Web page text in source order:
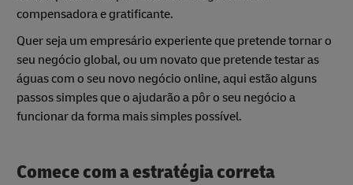
compensadora e gratificante.
Quer seja um empresário experiente que pretende tornar o
seu negócio global, ou um novato que pretende testar as
águas com o seu novo negócio online, aqui estão alguns
passos simples que o ajudarão a pôr o seu negócio a
funcionar da forma mais simples possível.
Comece com a estratégia correta